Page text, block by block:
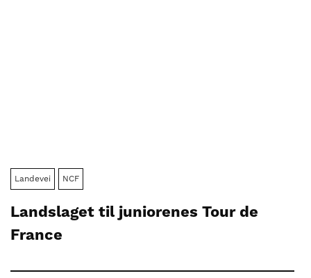
Landevei NCF
Landslaget til juniorenes Tour de
France